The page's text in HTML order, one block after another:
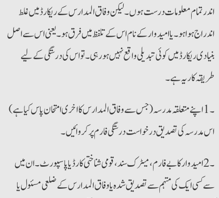
اندر تمام معلومات درست ہوں۔ لیکن وفاق المدارس کے ریکارڈ میں غلط
اندراج ہوا ہو۔ یا امیدوار کے نام اس کے تلفظ میں فرق ہو۔ یعنی اس سے اصل
بنیادی ریکارڈ میں کوئی تبدیلی واقع نہیں ہو رہی۔ تو اس کی درستگی کے لیے
طریقہ کاریہ ہے۔
۔1 اپنے متعلقہ مدرسہ (جس سے وفاق المدارس کا اخری امتحان پاس کیا ہے)
اس مدرسہ کی تصدیق درخواست درستگی فارم پر کروائیں ۔
۔2 امیدوار کا بے فارم، میٹرک سند، قومی شناختی کارڈ یا پاسپورٹ۔ ان میں
سے کسی ایک کی مہتمم سے تصدیق شدہ یا وفاق المدارس کے ضلعی مسئول یا